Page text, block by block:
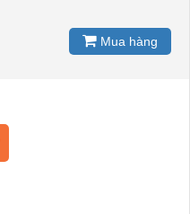
Mua hàng